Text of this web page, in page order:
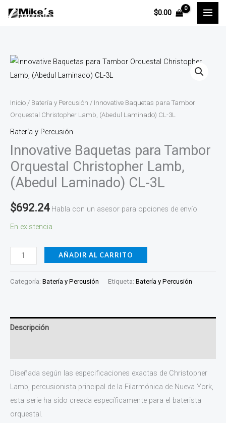
$0.00
Inicio / Batería y Percusión / Innovative Baquetas para Tambor
Orquestal Christopher Lamb, (Abedul Laminado) CL-3L
Batería y Percusión
Innovative Baquetas para Tambor
Orquestal Christopher Lamb,
(Abedul Laminado) CL-3L
$692.24 Habla con un asesor para opciones de envío
En existencia
Innovative
Baquetas
Tambor
Orquestal
Christopher
Lamb,
(Abedul
Laminado)
CL-
cantidad
AÑADIR AL CARRITO
Categoría: Batería y Percusión Etiqueta: Batería y Percusión
Descripción
Diseñada según las especificaciones exactas de Christopher
Lamb, percusionista principal de la Filarmónica de Nueva York,
esta serie ha sido creada específicamente para el baterista
orquestal.